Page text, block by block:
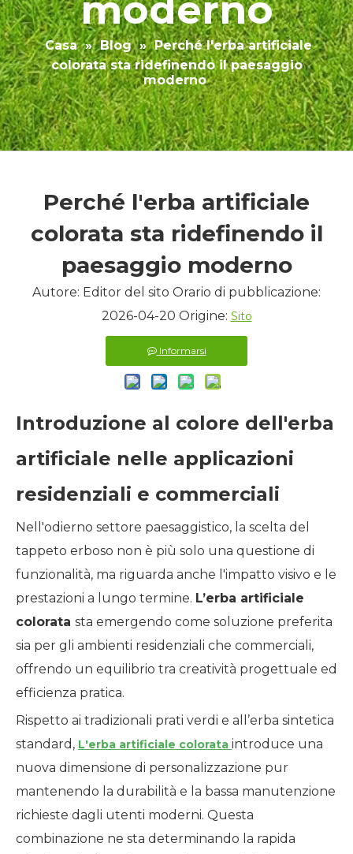
moderno
Casa » Blog » Perché l'erba artificiale
colorata sta ridefinendo il paesaggio
moderno
Perché l'erba artificiale
colorata sta ridefinendo il
paesaggio moderno
Autore: Editor del sito Orario di pubblicazione:
2026-04-20 Origine: Sito
Informarsi
Introduzione al colore dell'erba
artificiale nelle applicazioni
residenziali e commerciali
Nell'odierno settore paesaggistico, la scelta del
tappeto erboso non è più solo una questione di
funzionalità, ma riguarda anche l'impatto visivo e le
prestazioni a lungo termine. L’erba artificiale
colorata sta emergendo come soluzione preferita
sia per gli ambienti residenziali che commerciali,
offrendo un equilibrio tra creatività progettuale ed
efficienza pratica.
Rispetto ai tradizionali prati verdi e all’erba sintetica
standard, L'erba artificiale colorata introduce una
nuova dimensione di personalizzazione pur
mantenendo la durabilità e la bassa manutenzione
richieste dagli utenti moderni. Questa
combinazione ne sta determinando la rapida